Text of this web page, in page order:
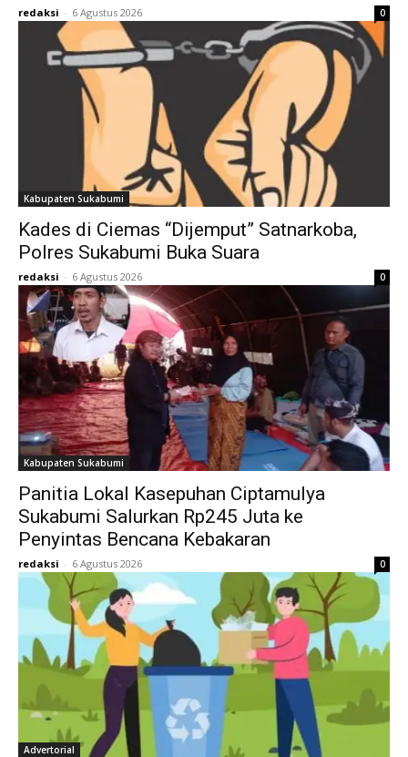
redaksi - 6 Agustus 2026 0
Kabupaten Sukabumi
Kades di Ciemas “Dijemput” Satnarkoba,
Polres Sukabumi Buka Suara
redaksi - 6 Agustus 2026 0
Kabupaten Sukabumi
Panitia Lokal Kasepuhan Ciptamulya
Sukabumi Salurkan Rp245 Juta ke
Penyintas Bencana Kebakaran
redaksi - 6 Agustus 2026 0
Advertorial